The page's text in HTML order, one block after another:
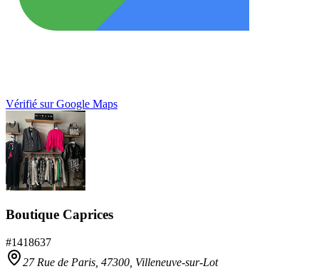
Vérifié sur Google Maps
Boutique Caprices
#1418637
27 Rue de Paris, 47300 Villeneuve-sur-Lot